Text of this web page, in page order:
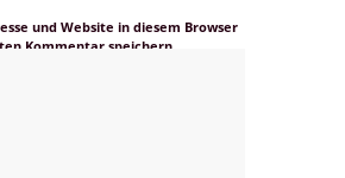
und Website in diesem Browser
Kommentar speichern.